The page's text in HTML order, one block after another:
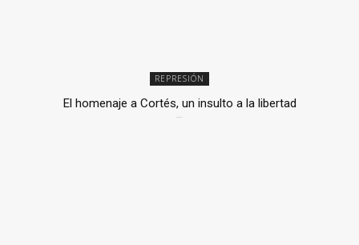
REPRESIÓN
El homenaje a Cortés, un insulto a la libertad